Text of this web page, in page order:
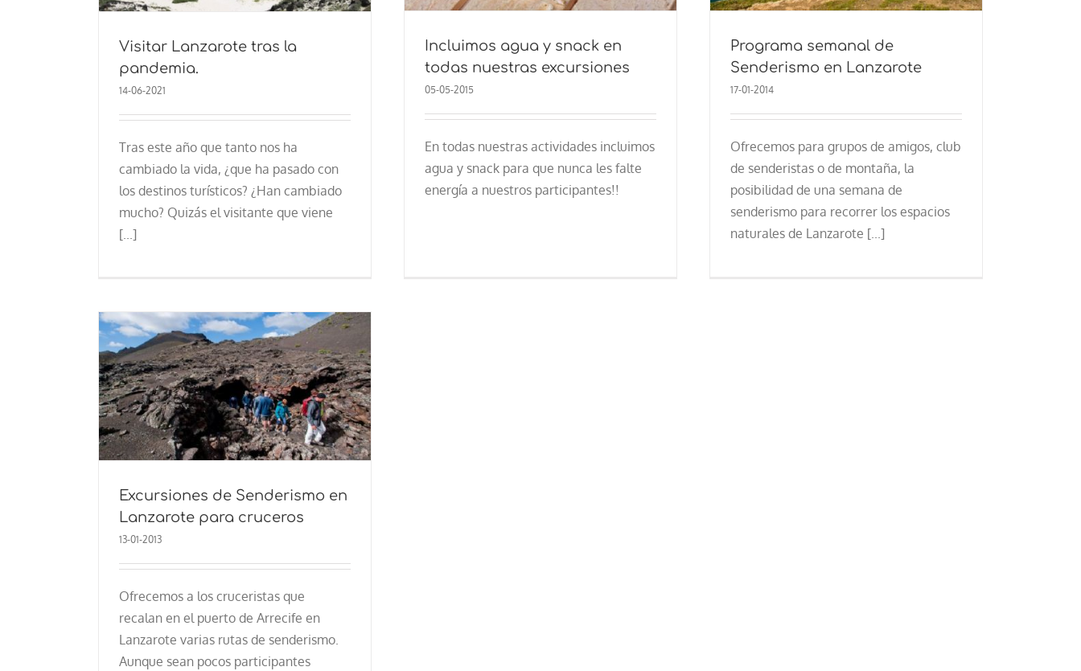
Visitar Lanzarote tras la
pandemia.
14-06-2021
Tras este año que tanto nos ha
cambiado la vida, ¿que ha pasado con
los destinos turísticos? ¿Han cambiado
mucho? Quizás el visitante que viene
[...]
Incluimos agua y snack en
todas nuestras excursiones
05-05-2015
En todas nuestras actividades incluimos
agua y snack para que nunca les falte
energía a nuestros participantes!!
Programa semanal de
Senderismo en Lanzarote
17-01-2014
Ofrecemos para grupos de amigos, club
de senderistas o de montaña, la
posibilidad de una semana de
senderismo para recorrer los espacios
naturales de Lanzarote [...]
Excursiones de Senderismo en
Lanzarote para cruceros
13-01-2013
Ofrecemos a los cruceristas que
recalan en el puerto de Arrecife en
Lanzarote varias rutas de senderismo.
Aunque sean pocos participantes